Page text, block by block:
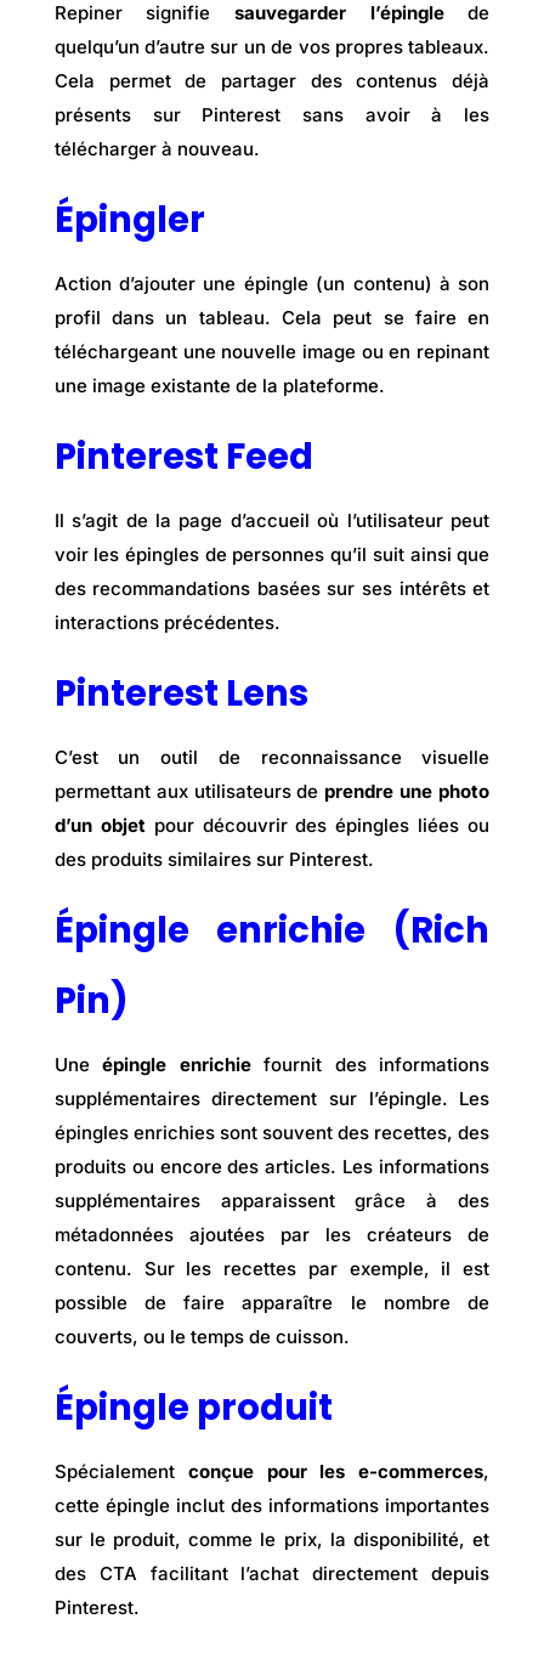
Repiner signifie sauvegarder l’épinglede
quelqu’un d’autre sur un de vos propres tableaux.
Cela permet de partager des contenus déjà
présents sur Pinterest sans avoir à les
télécharger à nouveau.
Épingler
Action d’ajouter une épingle (un contenu) à son
profil dans un tableau. Cela peut se faire en
téléchargeant une nouvelle image ou en repinant
une image existante de la plateforme.
Pinterest Feed
Il s’agit de la page d’accueil où l’utilisateur peut
voir les épingles de personnes qu’il suit ainsi que
des recommandations basées sur ses intérêts et
interactions précédentes.
Pinterest Lens
C’est un outil de reconnaissance visuelle
permettant aux utilisateurs de prendre une photo
d’un objetpour découvrir des épingles liées ou
des produits similaires sur Pinterest.
Épingle enrichie (Rich
Pin)
Uneépingle enrichiefournit des informations
supplémentaires directement sur l’épingle. Les
épingles enrichies sont souvent des recettes, des
produits ou encore des articles. Les informations
supplémentaires apparaissent grâce à des
métadonnées ajoutées par les créateurs de
contenu. Sur les recettes par exemple, il est
possible de faire apparaître le nombre de
couverts, ou le temps de cuisson.
Épingle produit
Spécialement conçue pour les e-commerces,
cette épingle inclut des informations importantes
sur le produit, comme le prix, la disponibilité, et
des CTA facilitant l’achat directement depuis
Pinterest.